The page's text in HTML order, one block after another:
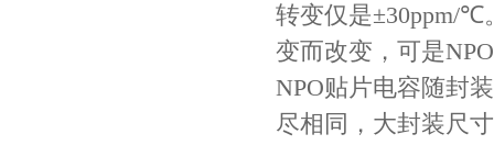
转变仅是±30ppm/℃
变而改变，可是
NPO贴片电容随封
尽相同，大封装尺